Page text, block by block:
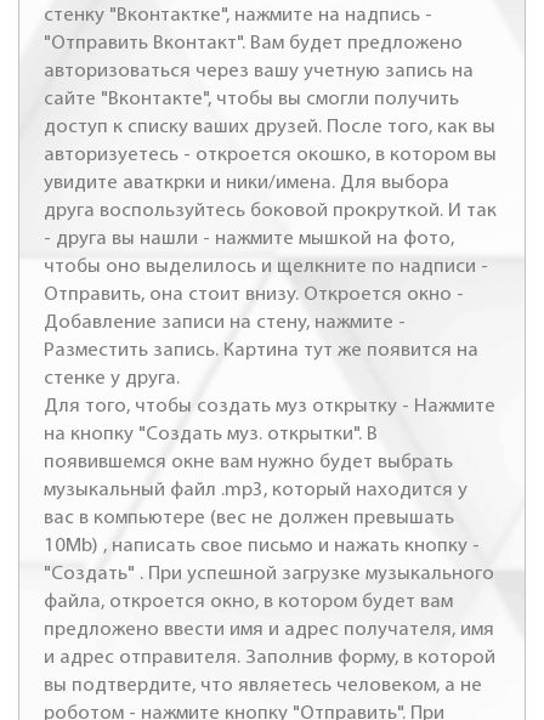
стенку "Вконтактке", нажмите на надпись -
"Отправить Вконтакт". Вам будет предложено
авторизоваться через вашу учетную запись на
сайте "Вконтакте", чтобы вы смогли получить
доступ к списку ваших друзей. После того, как вы
авторизуетесь - откроется окошко, в котором вы
увидите аваткрки и ники/имена. Для выбора
друга воспользуйтесь боковой прокруткой. И так
- друга вы нашли - нажмите мышкой на фото,
чтобы оно выделилось и щелкните по надписи -
Отправить, она стоит внизу. Откроется окно -
Добавление записи на стену, нажмите -
Разместить запись. Картина тут же появится на
стенке у друга.
Для того, чтобы создать муз открытку - Нажмите
на кнопку "Создать муз. открытки". В
появившемся окне вам нужно будет выбрать
музыкальный файл .mp3, который находится у
вас в компьютере (вес не должен превышать
10Mb) , написать свое письмо и нажать кнопку -
"Создать" . При успешной загрузке музыкального
файла, откроется окно, в котором будет вам
предложено ввести имя и адрес получателя, имя
и адрес отправителя. Заполнив форму, в которой
вы подтвердите, что являетесь человеком, а не
роботом - нажмите кнопку "Отправить". При